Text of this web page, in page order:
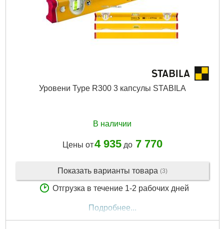
Уровени Type R300 3 капсулы STABILA
В наличии
Цены от4 935до 7 770
Показать варианты товара (3)
Отгрузка в течение 1-2 рабочих дней
Подробнее...